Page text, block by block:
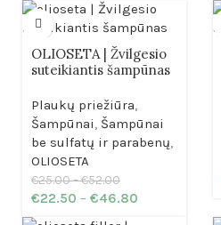
OLIOSETA | Žvilgesio
suteikiantis šampūnas
Plaukų priežiūra,
Šampūnai, Šampūnai
be sulfatų ir parabenų,
OLIOSETA
€25.00 – €52.00
€22.50 – €46.80